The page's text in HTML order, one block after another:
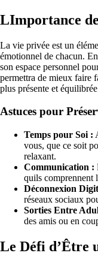
LImportance
La vie privée est un
émotionnel de chacun.
son espace personnel
permettra de mieux faire
plus présente et
Astuces pour
Temps pour Soi :
vous, que ce soit
relaxant.
Communication :
quils comprennent
Déconnexion
réseaux sociaux
Sorties Entre
des amis ou en
Le Défi d’Être